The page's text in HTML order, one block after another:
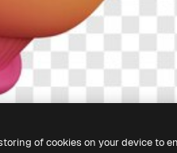
of cookies on your device to